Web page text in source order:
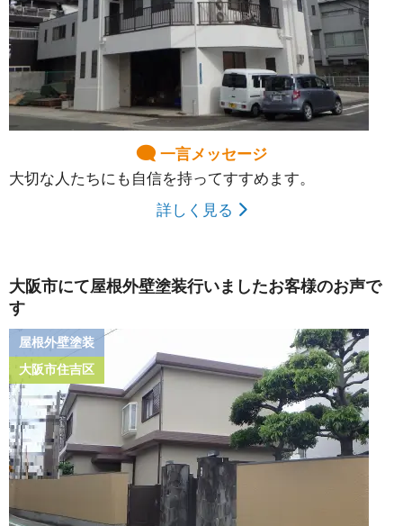
一言メッセージ
大切な人たちにも自信を持ってすすめます。
詳しく見る
大阪市にて屋根外壁塗装行いましたお客様のお声で
す
屋根外壁塗装
大阪市住吉区